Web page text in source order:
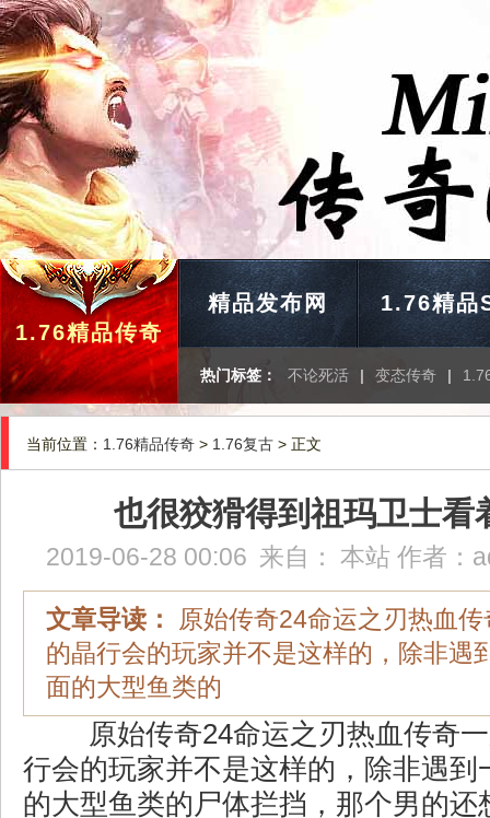
1.76精品传奇
精品发布网 1.76精品
热门标签： 不论死活 | 变态传奇 |
当前位置： 1.76精品传奇 > 1.76复古 > 正文
也很狡猾得到祖玛卫士看
2019-06-28 00:06 来自： 本站 作者：
文章导读：
原始传奇24命运之刃热血
的晶行会的玩家并不是这样的，除非遇
面的大型鱼类的
原始传奇24命运之刃热血传奇
行会的玩家并不是这样的，除非遇到
的大型鱼类的尸体拦挡，那个男的还